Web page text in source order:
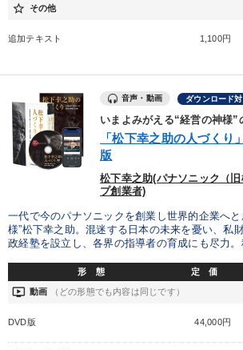
star_border その他
追加テキスト 1,100円
音声・動画 ダウンロード
いまよみがえる“経営の神様
「松下幸之助の人づくり
版
松下幸之助(パナソニック（
プ創業者)
一代で今のパナソニックを創業し世界的企業へと
様”松下幸之助。混迷する日本の未来を憂い、私
政経塾を設立し、各界の指導者の育成にも尽力
形 態 定 価
ondemand_video 動画 （どの形態でも内容は同じです）
DVD版 44,000円